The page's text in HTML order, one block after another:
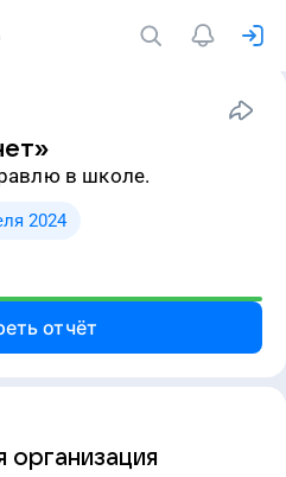
в школе.
2024
отчёт
организация